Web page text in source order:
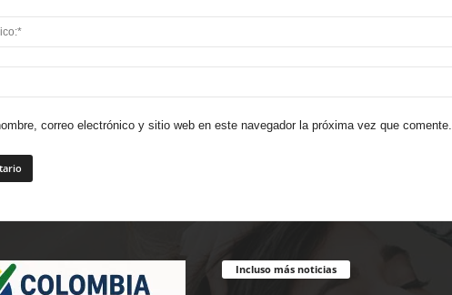
correo electrónico y sitio web en este navegador la próxima vez que comente.
Incluso más noticias